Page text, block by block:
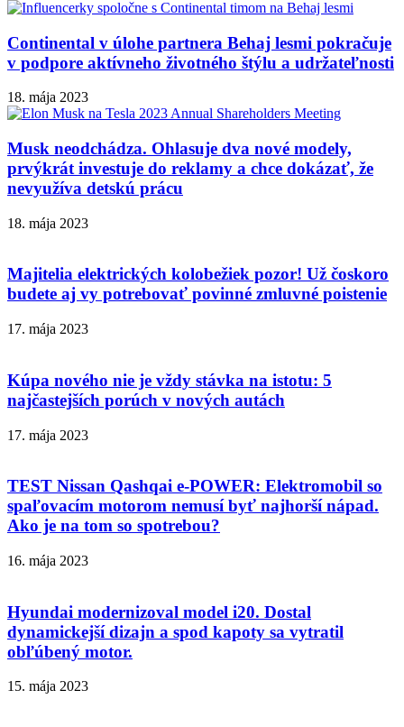
Continental v úlohe partnera Behaj lesmi pokračuje
v podpore aktívneho životného štýlu a udržateľnosti
18. mája 2023
Musk neodchádza. Ohlasuje dva nové modely,
prvýkrát investuje do reklamy a chce dokázať, že
nevyužíva detskú prácu
18. mája 2023
Majitelia elektrických kolobežiek pozor! Už čoskoro
budete aj vy potrebovať povinné zmluvné poistenie
17. mája 2023
Kúpa nového nie je vždy stávka na istotu: 5
najčastejších porúch v nových autách
17. mája 2023
TEST Nissan Qashqai e-POWER: Elektromobil so
spaľovacím motorom nemusí byť najhorší nápad.
Ako je na tom so spotrebou?
16. mája 2023
Hyundai modernizoval model i20. Dostal
dynamickejší dizajn a spod kapoty sa vytratil
obľúbený motor.
15. mája 2023